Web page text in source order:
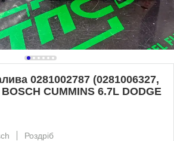
0281002787 (0281006327,
CUMMINS 6.7L DODGE
Роздріб